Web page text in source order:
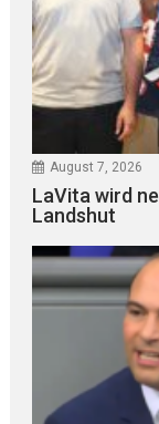
August 7, 2026
LaVita wird
Landshut